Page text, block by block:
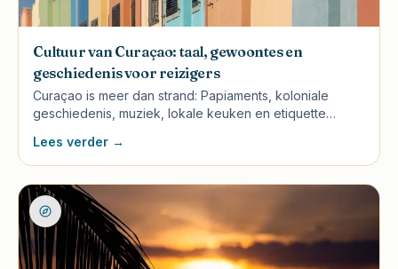
Cultuur van Curaçao: taal, gewoontes en
geschiedenis voor reizigers
Curaçao is meer dan strand: Papiaments, koloniale
geschiedenis, muziek, lokale keuken en etiquette
Lees verder →